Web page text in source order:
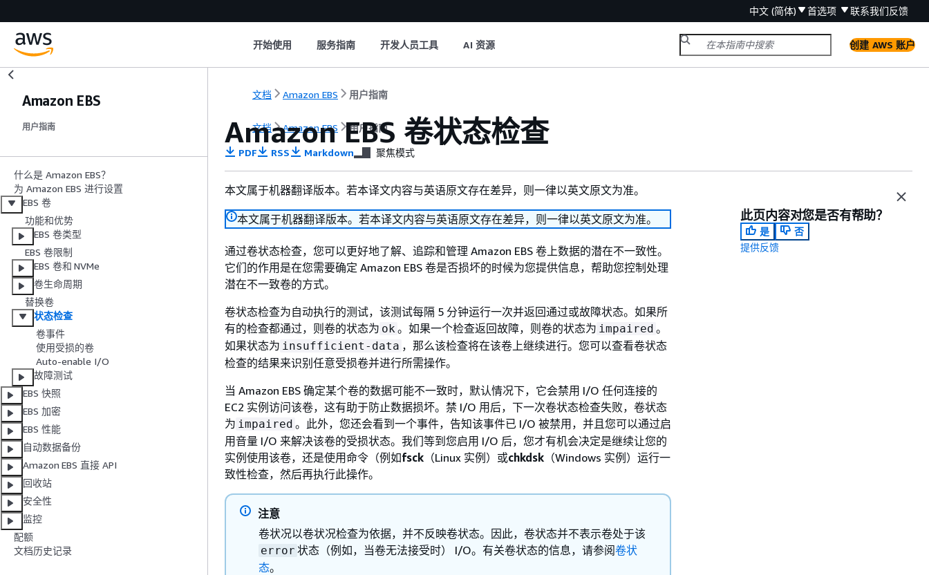
中文 (简体) 首选项 联系我们反馈
开始使用 服务指南 开发人员工具 AI 资源 创建 AWS 账户
Amazon EBS
用户指南
什么是 Amazon EBS？
为 Amazon EBS 进行设置
EBS 卷
功能和优势
EBS 卷类型
EBS 卷限制
EBS 卷和 NVMe
卷生命周期
替换卷
状态检查
卷事件
使用受损的卷
Auto-enable I/O
故障测试
EBS 快照
EBS 加密
EBS 性能
自动数据备份
Amazon EBS 直接 API
回收站
安全性
监控
配额
文档历史记录
文档 Amazon EBS 用户指南
文档 Amazon EBS 用户指南
Amazon EBS 卷状态检查
PDF RSS Markdown 聚焦模式
本文属于机器翻译版本。若本译文内容与英语原文存在差异，则一律以英文原文为准。
本文属于机器翻译版本。若本译文内容与英语原文存在差异，则一律以英文原文为准。
通过卷状态检查，您可以更好地了解、追踪和管理 Amazon EBS 卷上数据的潜在不一致性。
它们的作用是在您需要确定 Amazon EBS 卷是否损坏的时候为您提供信息，帮助您控制处理
潜在不一致卷的方式。
卷状态检查为自动执行的测试，该测试每隔 5 分钟运行一次并返回通过或故障状态。如果所
有的检查都通过，则卷的状态为 ok。如果一个检查返回故障，则卷的状态为 impaired 。
如果状态为 insufficient-data ，那么该检查将在该卷上继续进行。您可以查看卷状态
检查的结果来识别任意受损卷并进行所需操作。
当 Amazon EBS 确定某个卷的数据可能不一致时，默认情况下，它会禁用 I/O 任何连接的
EC2 实例访问该卷，这有助于防止数据损坏。禁 I/O 用后，下一次卷状态检查失败，卷状态
为 impaired 。此外，您还会看到一个事件，告知该事件已 I/O 被禁用，并且您可以通过启
用音量 I/O 来解决该卷的受损状态。我们等到您启用 I/O 后，您才有机会决定是继续让您的
实例使用该卷，还是使用命令（例如fsck （Linux 实例）或chkdsk （Windows 实例）运行一
致性检查，然后再执行此操作。
注意
卷状况以卷状况检查为依据，并不反映卷状态。因此，卷状态并不表示卷处于该
error 状态（例如，当卷无法接受时） I/O。有关卷状态的信息，请参阅卷状
态。
此页内容对您是否有帮助？
是
否
提供反馈